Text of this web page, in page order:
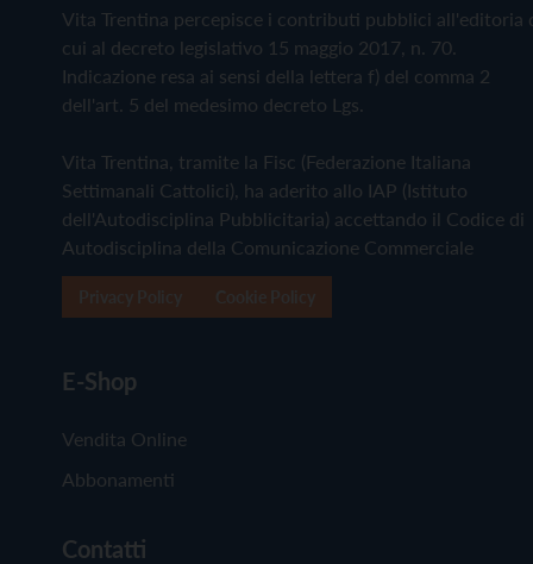
Vita Trentina percepisce i contributi pubblici all'editoria
cui al decreto legislativo 15 maggio 2017, n. 70.
Indicazione resa ai sensi della lettera f) del comma 2
dell'art. 5 del medesimo decreto Lgs.
Vita Trentina, tramite la Fisc (Federazione Italiana
Settimanali Cattolici), ha aderito allo IAP (Istituto
dell'Autodisciplina Pubblicitaria) accettando il Codice di
Autodisciplina della Comunicazione Commerciale
E-Shop
Vendita Online
Abbonamenti
Contatti